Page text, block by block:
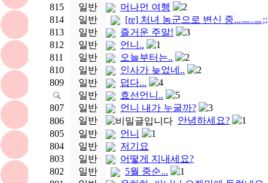
815
일반 머나먼 여행
2
814
일반
[re] 처녀 농군으로 변신 중...ㅡ.ㅡ;;
813
일반 즐거운 주말!
3
812
일반 언니..
1
811
일반 오늘부터는..
2
810
일반 인사가 늦었네..
2
809
일반 덥다...
4
일반
효선언니..
5
807
일반 언니 내가 누굴까?
3
806
일반 안녕하세요?
1
805
일반 언니
1
804
일반
저기요
803
일반
어떻게 지내세요?
802
일반 5월 중순...
1